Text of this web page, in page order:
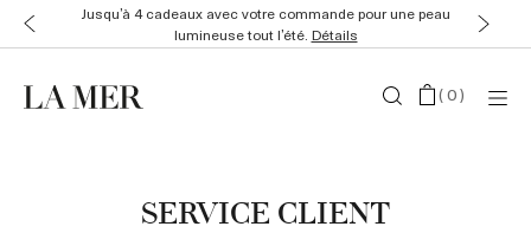
Jusqu’à 4 cadeaux avec votre commande pour une peau
lumineuse tout l’été. Détails
(0)
SERVICE CLIENT